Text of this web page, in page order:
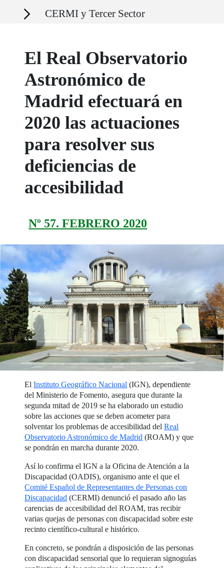
Secciones CERMI y Tercer Sector
El Real Observatorio
Astronómico de
Madrid efectuará en
2020 las actuaciones
para resolver sus
deficiencias de
accesibilidad
Nº 57. FEBRERO 2020
ElInstituto Geográfico Nacional (IGN), dependiente
del Ministerio de Fomento, asegura que durante la
segunda mitad de 2019 se ha elaborado un estudio
sobre las acciones que se deben acometer para
solventar los problemas de accesibilidad delReal
Observatorio Astronómico de Madrid (ROAM) y que
se pondrán en marcha durante 2020.
Así lo confirma el IGN a la Oficina de Atención a la
Discapacidad (OADIS), organismo ante el que el
Comité Español de Representantes de Personas con
Discapacidad (CERMI) denunció el pasado año las
carencias de accesibilidad del ROAM, tras recibir
varias quejas de personas con discapacidad sobre este
recinto científico-cultural e histórico.
En concreto, se pondrán a disposición de las personas
con discapacidad sensorial que lo requieran signoguías